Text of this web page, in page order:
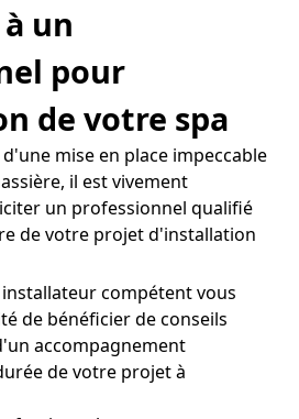
un
pour
de votre spa
mise en place impeccable
il est vivement
un professionnel qualifié
de votre projet d'installation
compétent vous
de bénéficier de conseils
accompagnement
de votre projet à